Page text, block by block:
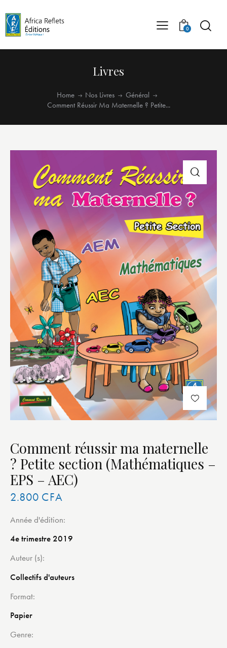
0
Livres
Home Nos Livres
Général
Comment Réussir Ma Maternelle ? Petite...
Comment réussir ma maternelle
? Petite section (Mathématiques –
EPS – AEC)
2.800 CFA
Année d'édition
4e trimestre 2019
Auteur (s)
Collectifs d'auteurs
Format
Papier
Genre